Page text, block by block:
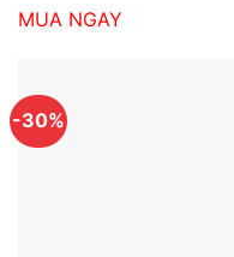
5,616,000₫.
MUA NGAY
-30%